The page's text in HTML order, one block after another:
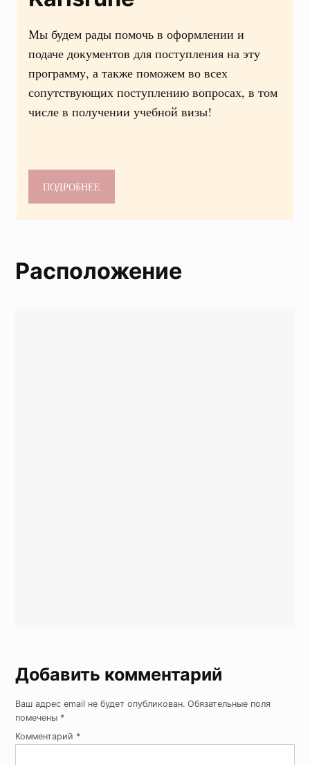
Мы будем рады помочь в оформлении и
подаче документов для поступления на эту
программу, а также поможем во всех
сопутствующих поступлению вопросах, в том
числе в получении учебной визы!
ПОДРОБНЕЕ
Расположение
Добавить комментарий
Ваш адрес email не будет опубликован. Обязательные поля
помечены *
Комментарий *